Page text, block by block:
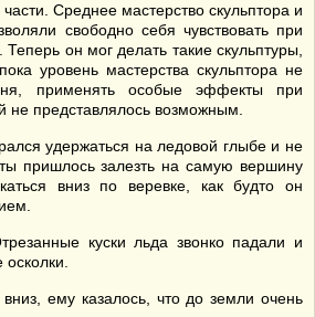
Среднее мастерство скульптора и
свободно себя чувствовать при
Теперь он мог делать такие скульптуры,
уровень мастерства скульптора не
применять особые эффекты при
не представлялось возможным.
удержаться на ледовой глыбе и не
пришлось залезть на самую вершину
вниз по веревке, как будто он
куски льда звонко падали и
ему казалось, что до земли очень